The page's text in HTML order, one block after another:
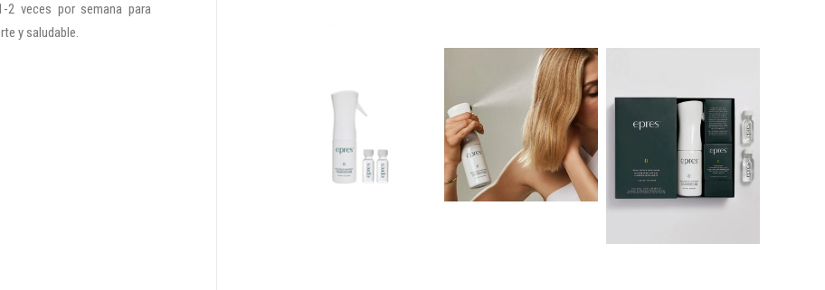
2 veces por semana para
y saludable.